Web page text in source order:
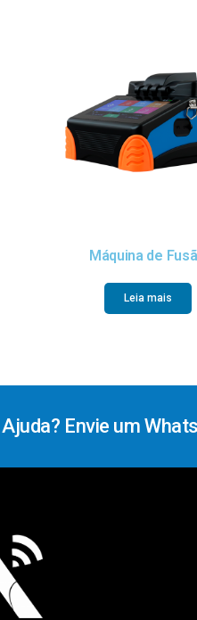
Máquina de
Leia mais
Envie um